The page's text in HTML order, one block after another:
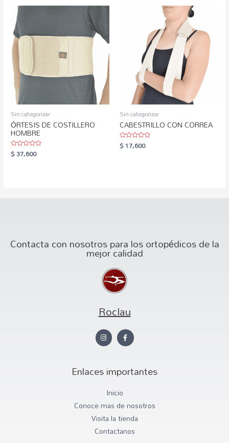
Sin categorizar
ÓRTESIS DE COSTILLERO
HOMBRE
Rated
0
$37,600
Sin categorizar
CABESTRILLO CON CORREA
Rated
0
$17,600
Contacta con nosotros para los ortopédicos de la
mejor calidad
Roclau
Enlaces importantes
Inicio
Conoce mas de nosotros
Visita la tienda
Contactanos